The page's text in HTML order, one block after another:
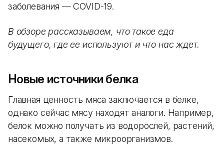
заболевания — COVID-19.
В обзоре рассказываем, что такое еда
будущего, где ее используют и что нас ждет.
Новые источники белка
Главная ценность мяса заключается в белке,
однако сейчас мясу находят аналоги. Например,
белок можно получать из водорослей, растений,
насекомых, а также микроорганизмов.